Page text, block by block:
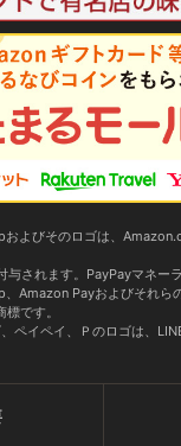
よびそのロゴは、
与されます。PayPayマネー
Amazon Payおよびそれら
です。
ペイペイ、Ｐのロゴは、